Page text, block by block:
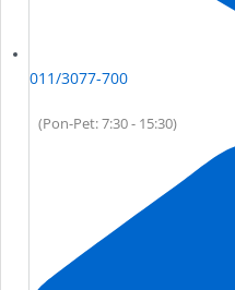
011/3077-700
(Pon-Pet: 7:30 - 15:30)